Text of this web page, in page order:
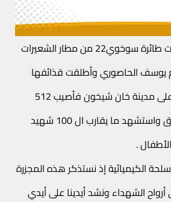
منذ سبع سنوات أقلعت طائرة سوخوي22 من مطار الشعيرات
يوسف الحاصوري وأطلقت قذائفها
المحملة بغاز السارين على مدينة خان شيخون فأصيب 512
مواطن بأعراض الإختناق واستشهد ما يقارب ال 100 شهيد
.
الكيميائية إذ نستذكر هذه المجزرة
أرواح الشهداء ونشد أيدينا على أيدي